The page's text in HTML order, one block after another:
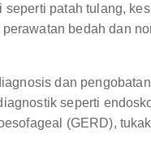
patah tulang,
bedah dan
dan
seperti
(GERD),